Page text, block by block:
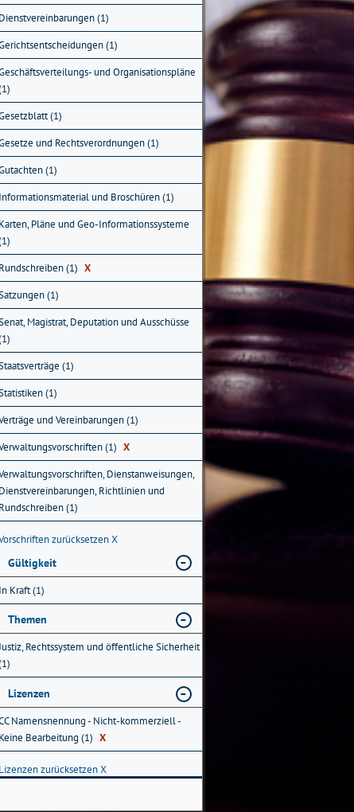
Dienstvereinbarungen (1)
(1)
und Organisationspläne
(1)
und Rechtsverordnungen (1)
(1)
Informationsmaterial und Broschüren (1)
Karten, Pläne und Geo-Informationssysteme
Rundschreiben (1) X
(1)
Magistrat, Deputation und Ausschüsse
(1)
(1)
und Vereinbarungen (1)
(1) X
Dienstanweisungen,
Dienstvereinbarungen, Richtlinien und
Rundschreiben (1)
zurücksetzenX
Gültigkeit
In Kraft (1)
Themen
Rechtssystem und öffentliche Sicherheit
Lizenzen
Namensnennung - Nicht-kommerziell -
Keine Bearbeitung (1) X
Lizenzen zurücksetzenX